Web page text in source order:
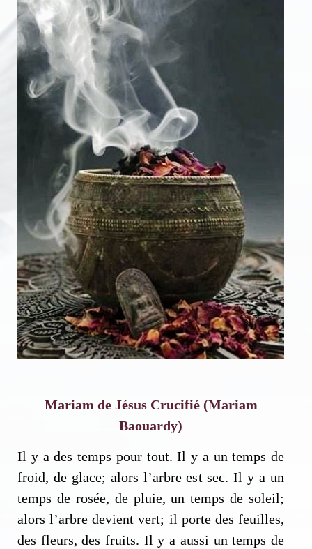
Mariam de Jésus Crucifié (Mariam
Baouardy)
Il y a des temps pour tout. Il y a un temps de
froid, de glace; alors l’arbre est sec. Il y a un
temps de rosée, de pluie, un temps de soleil;
alors l’arbre devient vert; il porte des feuilles,
des fleurs, des fruits. Il y a aussi un temps de